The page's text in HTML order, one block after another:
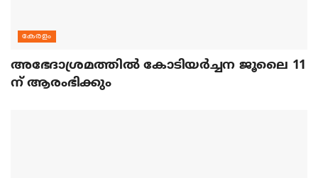
കേരളം
അഭേദാശ്രമത്തില്‍ കോടിയര്‍ച്ചന ജൂലൈ 11
ന് ആരംഭിക്കും